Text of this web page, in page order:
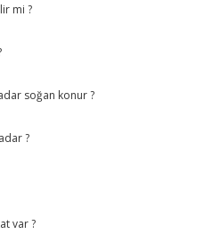
mi ?
soğan konur ?
?
var ?